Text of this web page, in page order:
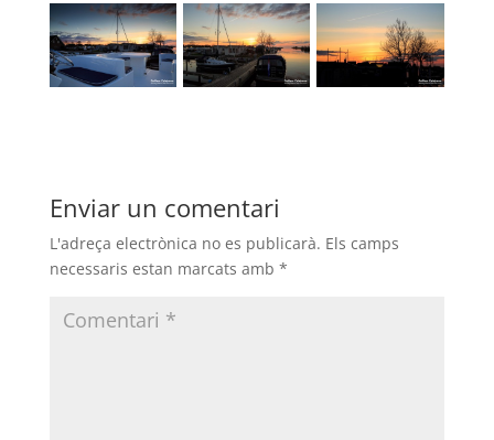
Enviar un comentari
L'adreça electrònica no es publicarà. Els camps
necessaris estan marcats amb *